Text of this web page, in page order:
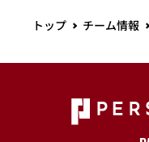
トップ チーム情報